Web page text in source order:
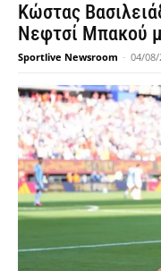
Κώστας
Νεφτσί Μπακού
Sportlive Newsroom - 04/08/